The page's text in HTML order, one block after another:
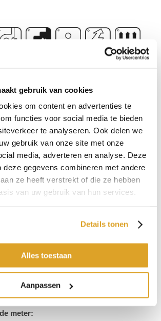
gebruik van cookies
om content en advertenties te
functies voor social media te bieden
te analyseren. Ook delen we
gebruik van onze site met onze
media, adverteren en analyse. Deze
deze gegevens combineren met andere
ze heeft verstrekt of die ze hebben
van uw gebruik van hun services.
Details tonen
Alles toestaan
Aanpassen
,
kantoor, trap
meter:
meter: